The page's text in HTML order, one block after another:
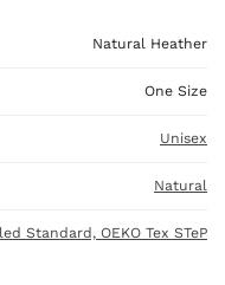
Natural Heather
One Size
Unisex
Natural
Standard, OEKO Tex STeP